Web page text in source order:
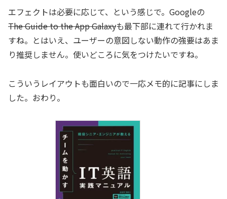
エフェクトは必要に応じて、という感じで。Googleの
The Guide to the App Galaxyも最下部に連れて行かれま
すね。とはいえ、ユーザーの意図しない動作の強要はあま
り推奨しません。使いどころに気をつけたいですね。
こういうレイアウトも面白いので一応メモ的に記事にしま
した。おわり。